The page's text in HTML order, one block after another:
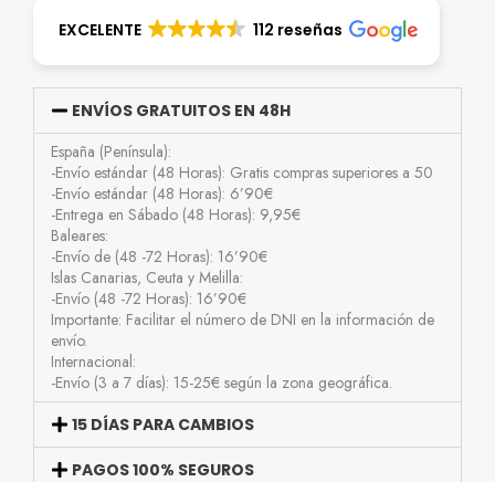
EXCELENTE 112 reseñas
ENVÍOS GRATUITOS EN 48H
España (Península):
-Envío estándar (48 Horas): Gratis compras superiores a 50
-Envío estándar (48 Horas): 6’90€
-Entrega en Sábado (48 Horas): 9,95€
Baleares:
-Envío de (48 -72 Horas): 16’90€
Islas Canarias, Ceuta y Melilla:
-Envío (48 -72 Horas): 16’90€
Importante: Facilitar el número de DNI en la información de
envío.
Internacional:
-Envío (3 a 7 días): 15-25€ según la zona geográfica.
15 DÍAS PARA CAMBIOS
PAGOS 100% SEGUROS